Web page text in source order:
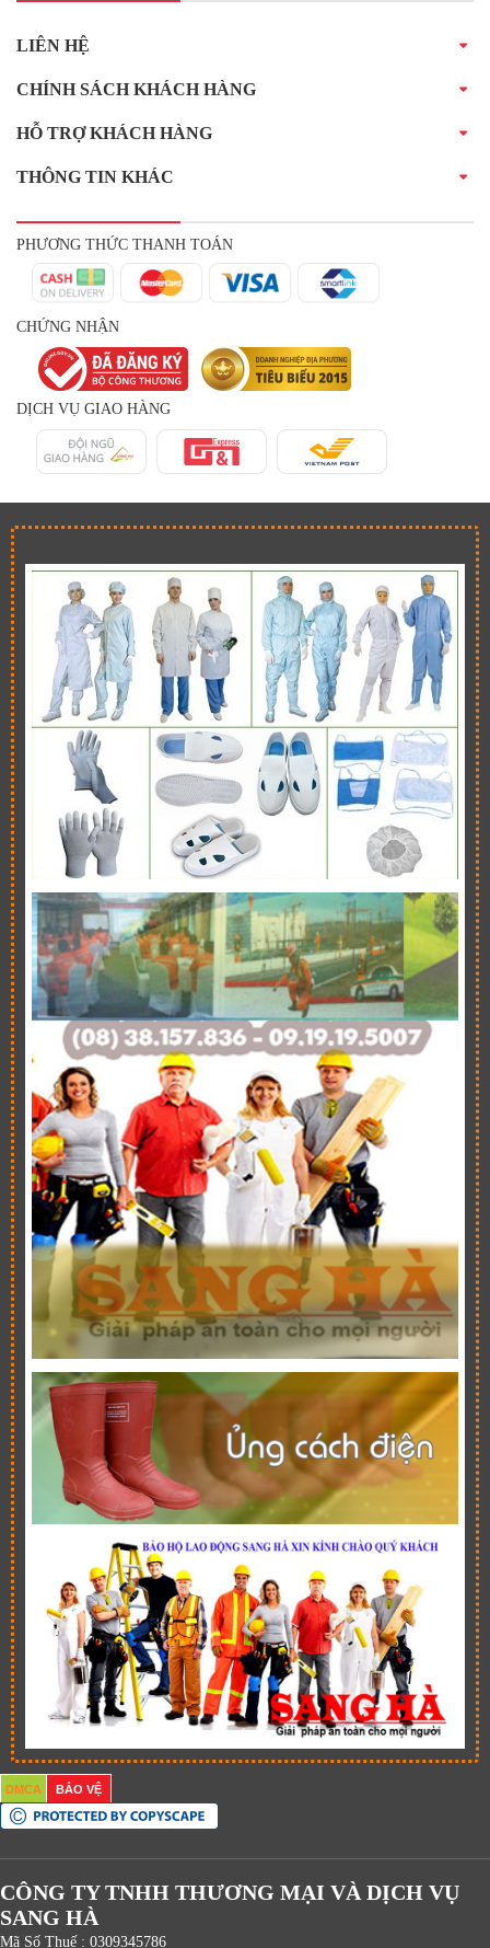
LIÊN HỆ
CHÍNH SÁCH KHÁCH HÀNG
HỖ TRỢ KHÁCH HÀNG
THÔNG TIN KHÁC
PHƯƠNG THỨC THANH TOÁN
CHỨNG NHẬN
DỊCH VỤ GIAO HÀNG
DMCA BẢO VỆ
CÔNG TY TNHH THƯƠNG MẠI VÀ DỊCH VỤ
SANG HÀ
Mã Số Thuế : 0309345786